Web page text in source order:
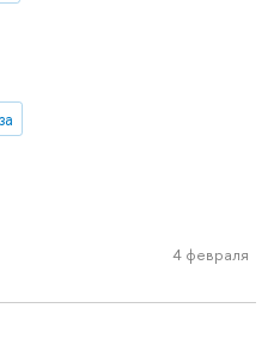
4 февраля